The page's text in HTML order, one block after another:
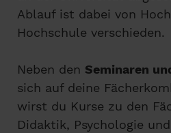
Ablauf ist dabei von
Hochschule verschieden.
Neben den Seminaren
sich auf deine
wirst du Kurse zu den
Didaktik, Psychologie